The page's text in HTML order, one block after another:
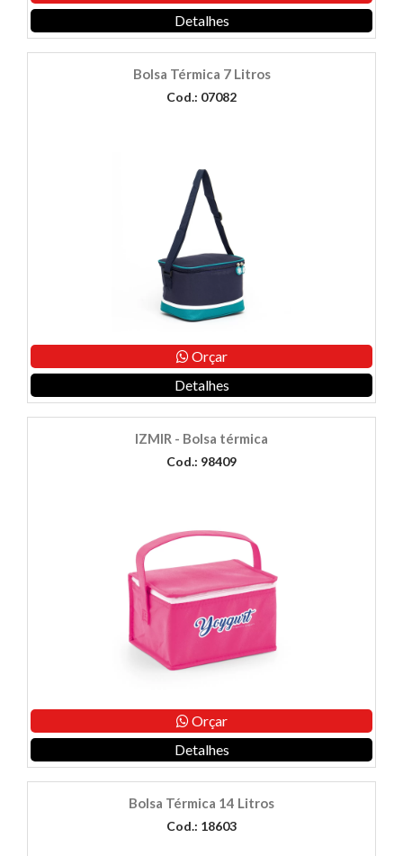
Detalhes
Bolsa Térmica 7 Litros
Cod.: 07082
Orçar
Detalhes
IZMIR - Bolsa térmica
Cod.: 98409
Orçar
Detalhes
Bolsa Térmica 14 Litros
Cod.: 18603